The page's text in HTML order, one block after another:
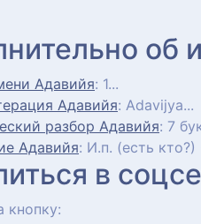
об
Адавийя: 1...
Адавийя: Adavijya...
разбор Адавийя: 7
Адавийя: И.п. (есть
в
кнопку: